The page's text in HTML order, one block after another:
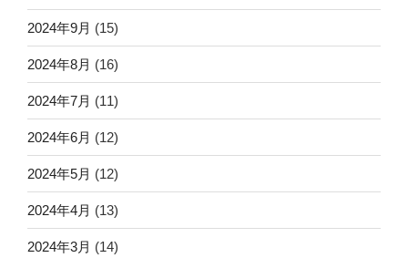
2024年9月 (15)
2024年8月 (16)
2024年7月 (11)
2024年6月 (12)
2024年5月 (12)
2024年4月 (13)
2024年3月 (14)